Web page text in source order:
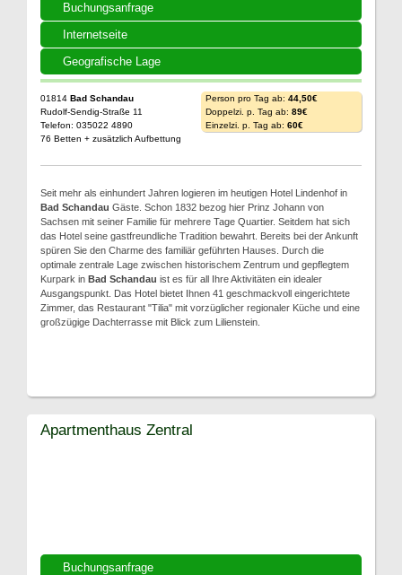
Buchungsanfrage
Internetseite
Geografische Lage
01814 Bad Schandau
Rudolf-Sendig-Straße 11
Telefon: 035022 4890
76 Betten + zusätzlich Aufbettung
Person pro Tag ab: 44,50€
Doppelzi. p. Tag ab: 89€
Einzelzi. p. Tag ab: 60€
Seit mehr als einhundert Jahren logieren im heutigen Hotel Lindenhof in
Bad Schandau Gäste. Schon 1832 bezog hier Prinz Johann von
Sachsen mit seiner Familie für mehrere Tage Quartier. Seitdem hat sich
das Hotel seine gastfreundliche Tradition bewahrt. Bereits bei der Ankunft
spüren Sie den Charme des familiär geführten Hauses. Durch die
optimale zentrale Lage zwischen historischem Zentrum und gepflegtem
Kurpark in Bad Schandau ist es für all Ihre Aktivitäten ein idealer
Ausgangspunkt. Das Hotel bietet Ihnen 41 geschmackvoll eingerichtete
Zimmer, das Restaurant "Tilia" mit vorzüglicher regionaler Küche und eine
großzügige Dachterrasse mit Blick zum Lilienstein.
Buchungsanfrage
Apartmenthaus Zentral